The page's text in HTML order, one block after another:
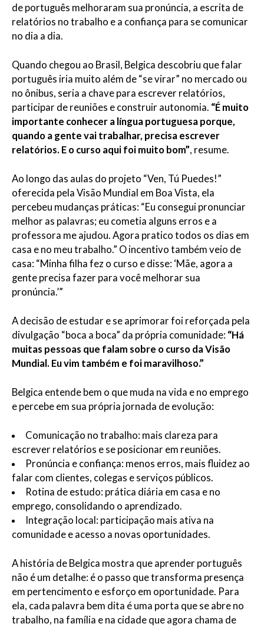
de português melhoraram sua pronúncia, a escrita de
relatórios no trabalho e a confiança para se comunicar
no dia a dia.
Quando chegou ao Brasil, Belgica descobriu que falar
português iria muito além de “se virar” no mercado ou
no ônibus, seria a chave para escrever relatórios,
participar de reuniões e construir autonomia. “É muito
importante conhecer a língua portuguesa porque,
quando a gente vai trabalhar, precisa escrever
relatórios. E o curso aqui foi muito bom”, resume.
Ao longo das aulas do projeto “Ven, Tú Puedes!”
oferecida pela Visão Mundial em Boa Vista, ela
percebeu mudanças práticas: “Eu consegui pronunciar
melhor as palavras; eu cometia alguns erros e a
professora me ajudou. Agora pratico todos os dias em
casa e no meu trabalho.” O incentivo também veio de
casa: “Minha filha fez o curso e disse: ‘Mãe, agora a
gente precisa fazer para você melhorar sua
pronúncia.’”
A decisão de estudar e se aprimorar foi reforçada pela
divulgação “boca a boca” da própria comunidade: “Há
muitas pessoas que falam sobre o curso da Visão
Mundial. Eu vim também e foi maravilhoso.”
Belgica entende bem o que muda na vida e no emprego
e percebe em sua própria jornada de evolução:
Comunicação no trabalho: mais clareza para
escrever relatórios e se posicionar em reuniões.
Pronúncia e confiança: menos erros, mais fluidez ao
falar com clientes, colegas e serviços públicos.
Rotina de estudo: prática diária em casa e no
emprego, consolidando o aprendizado.
Integração local: participação mais ativa na
comunidade e acesso a novas oportunidades.
A história de Belgica mostra que aprender português
não é um detalhe: é o passo que transforma presença
em pertencimento e esforço em oportunidade. Para
ela, cada palavra bem dita é uma porta que se abre no
trabalho, na família e na cidade que agora chama de